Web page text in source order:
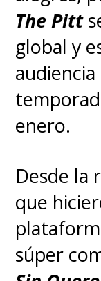
The Pitt
global y
enero.
Desde la
que
súper